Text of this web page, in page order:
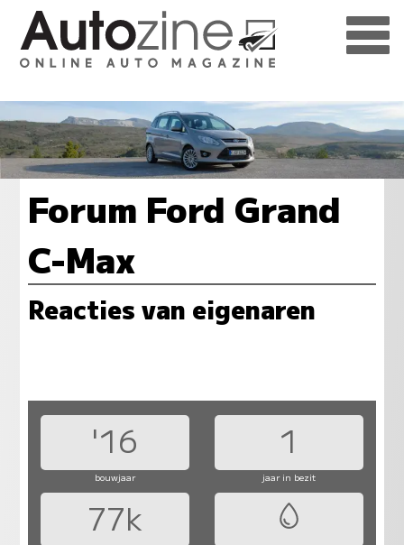
Forum Ford Grand
C-Max
Reacties van eigenaren
'16 1
bouwjaar jaar in bezit
77k